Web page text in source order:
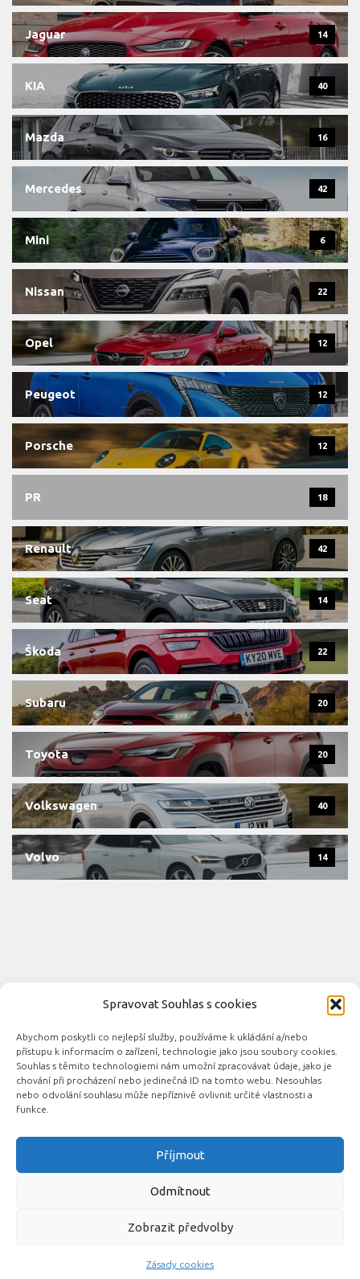
Spravovat Souhlas s cookies
Abychom poskytli co nejlepší služby, používáme k ukládání a/nebo
přístupu k informacím o zařízení, technologie jako jsou soubory cookies.
Souhlas s těmito technologiemi nám umožní zpracovávat údaje, jako je
chování při procházení nebo jedinečná ID na tomto webu. Nesouhlas
nebo odvolání souhlasu může nepříznivě ovlivnit určité vlastnosti a
funkce.
Příjmout
Odmítnout
Zobrazit předvolby
Zásady cookies
Jaguar 14
KIA 40
Mazda 16
Mercedes 42
Mini 6
Nissan 22
Opel 12
Peugeot 12
Porsche 12
PR 18
Renault 42
Seat 14
Škoda 22
Subaru 20
Toyota 20
Volkswagen 40
Volvo 14
Novinky automobilového průmyslu © 2026. Všechna práva
vyhrazena.
Podporováno - Designed with the
Související automobilové magazíny:
Auta.eu DotekSlova.cz